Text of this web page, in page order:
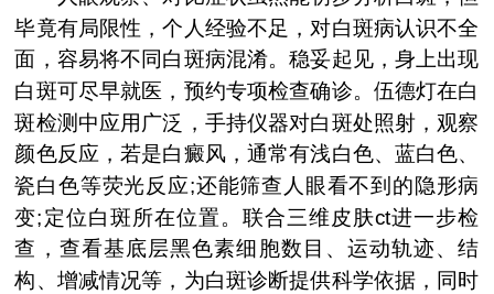
毕竟有局限性，个人经验不足，对白斑病认识不全
面，容易将不同白斑病混淆。稳妥起见，身上出现
白斑可尽早就医，预约专项检查确诊。伍德灯在白
斑检测中应用广泛，手持仪器对白斑处照射，观察
颜色反应，若是白癜风，通常有浅白色、蓝白色、
瓷白色等荧光反应;还能筛查人眼看不到的隐形病
变;定位白斑所在位置。联合三维皮肤ct进一步检
查，查看基底层黑色素细胞数目、运动轨迹、结
构、增减情况等，为白斑诊断提供科学依据，同时